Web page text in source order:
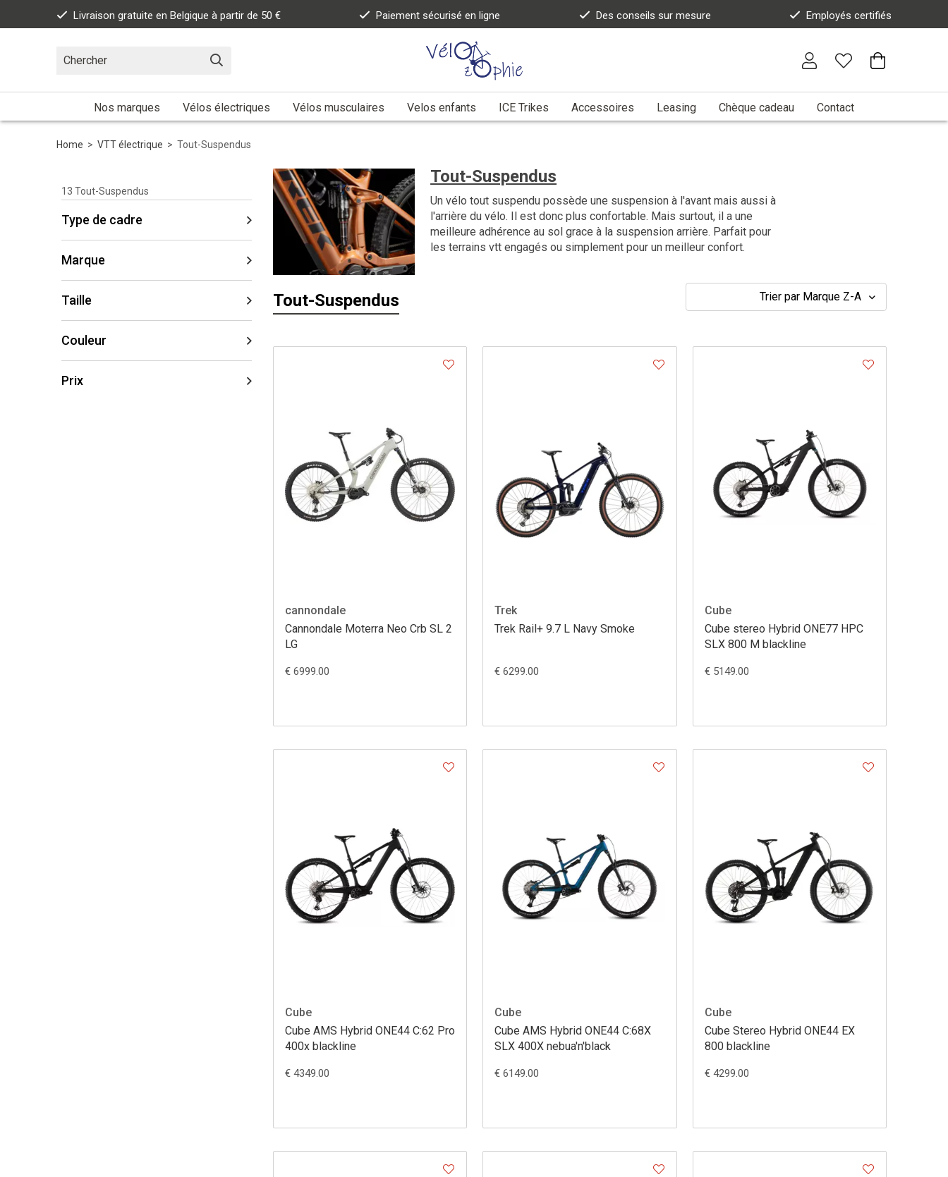
Livraison gratuite en Belgique à partir de 50 € Paiement sécurisé en ligne Des conseils sur mesure Employés certifiés
Nos marques Vélos électriques Vélos musculaires Velos enfants ICE Trikes Accessoires Leasing Chèque cadeau Contact
Home > VTT électrique > Tout-Suspendus
13 Tout-Suspendus
Type de cadre
Marque
Taille
Couleur
Prix
Tout-Suspendus
Un vélo tout suspendu possède une suspension à l'avant mais aussi à
l'arrière du vélo. Il est donc plus confortable. Mais surtout, il a une
meilleure adhérence au sol grace à la suspension arrière. Parfait pour
les terrains vtt engagés ou simplement pour un meilleur confort.
Tout-Suspendus
cannondale
Cannondale Moterra Neo Crb SL 2
LG
€ 6999.00
Trek
Trek Rail+ 9.7 L Navy Smoke
€ 6299.00
Cube
Cube stereo Hybrid ONE77 HPC
SLX 800 M blackline
€ 5149.00
Cube
Cube AMS Hybrid ONE44 C:62 Pro
400x blackline
€ 4349.00
Cube
Cube AMS Hybrid ONE44 C:68X
SLX 400X nebua'n'black
€ 6149.00
Cube
Cube Stereo Hybrid ONE44 EX
800 blackline
€ 4299.00